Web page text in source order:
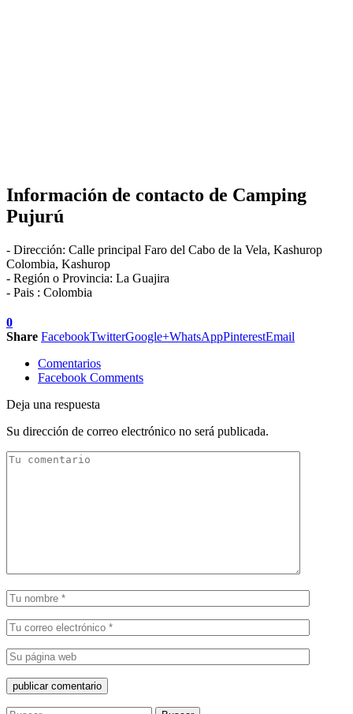
Información de contacto de Camping
Pujurú
- Dirección: Calle principal Faro del Cabo de la Vela, Kashurop
Colombia, Kashurop
- Región o Provincia: La Guajira
- Pais : Colombia
0
Share FacebookTwitterGoogle+WhatsAppPinterestEmail
Comentarios
Facebook Comments
Deja una respuesta
Su dirección de correo electrónico no será publicada.